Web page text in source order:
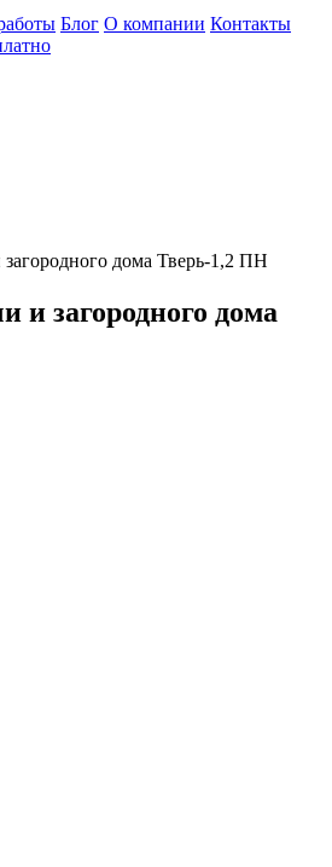
Блог О компании Контакты
дома Тверь-1,2 ПН
и загородного дома